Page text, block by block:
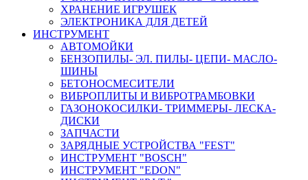
ХРАНЕНИЕ ИГРУШЕК
ЭЛЕКТРОНИКА ДЛЯ ДЕТЕЙ
ИНСТРУМЕНТ
АВТОМОЙКИ
БЕНЗОПИЛЫ- ЭЛ. ПИЛЫ- ЦЕПИ- МАСЛО-
ШИНЫ
БЕТОНОСМЕСИТЕЛИ
ВИБРОПЛИТЫ И ВИБРОТРАМБОВКИ
ГАЗОНОКОСИЛКИ- ТРИММЕРЫ- ЛЕСКА-
ДИСКИ
ЗАПЧАСТИ
ЗАРЯДНЫЕ УСТРОЙСТВА "FEST"
ИНСТРУМЕНТ "BOSCH"
ИНСТРУМЕНТ "EDON"